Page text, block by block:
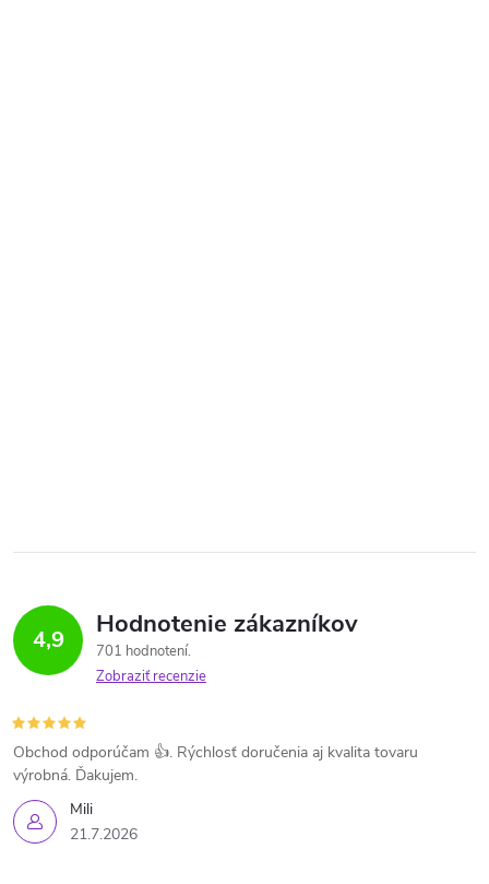
4,9 Hodnotenie zákazníkov
701 hodnotení
Zobraziť recenzie
Mili
21.7.2026
Obchod odporúčam 👍. Rýchlosť doručenia aj kvalita tovaru
výrobná. Ďakujem.